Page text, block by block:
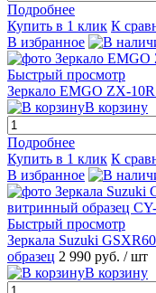
Подробнее
Купить в 1 клик К
В избранное
Быстрый просмотр
Зеркало EMGO ZX-
В корзину
Подробнее
Купить в 1 клик К
В избранное
Быстрый просмотр
Зеркала Suzuki
образец 2 990 руб. / шт
В корзину